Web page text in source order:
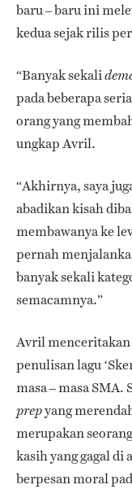
baru – baru ini
kedua sejak rilis
“Banyak sekali
pada beberapa
orang yang
ungkap Avril.
“Akhirnya, saya
abadikan kisah
membawanya ke
pernah
banyak sekali
semacamnya.”
Avril menceritakan
penulisan lagu
masa – masa
prepyang
merupakan
kasih yang gagal di
berpesan moral